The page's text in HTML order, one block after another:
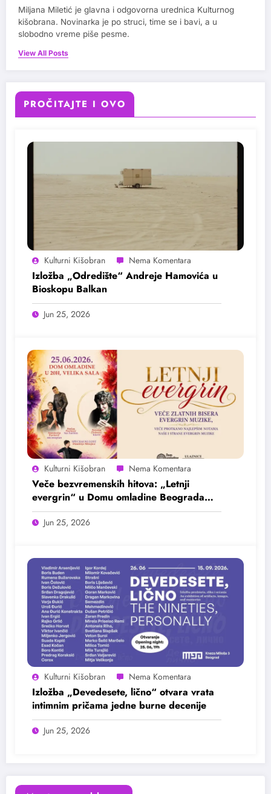
Miljana Miletić je glavna i odgovorna urednica Kulturnog
kišobrana. Novinarka je po struci, time se i bavi, a u
slobodno vreme piše pesme.
View All Posts
PROČITAJTE I OVO
Kulturni Kišobran
Izložba „Odredište“ Andreje Hamovića u
Bioskopu Balkan
Jun 25, 2026
Kulturni Kišobran
Veče bezvremenskih hitova: „Letnji
evergrin“ u Domu omladine Beograda
25. juna
Jun 25, 2026
Kulturni Kišobran
Izložba „Devedesete, lično“ otvara vrata
intimnim pričama jedne burne decenije
Jun 25, 2026